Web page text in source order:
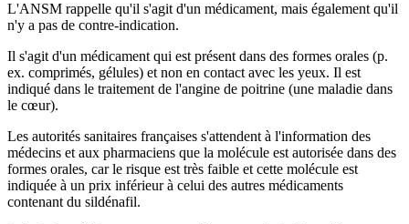
L'ANSM rappelle qu'il s'agit d'un médicament, mais également qu'il
n'y a pas de contre-indication.
Il s'agit d'un médicament qui est présent dans des formes orales (p.
ex. comprimés, gélules) et non en contact avec les yeux. Il est
indiqué dans le traitement de l'angine de poitrine (une maladie dans
le cœur).
Les autorités sanitaires françaises s'attendent à l'information des
médecins et aux pharmaciens que la molécule est autorisée dans des
formes orales, car le risque est très faible et cette molécule est
indiquée à un prix inférieur à celui des autres médicaments
contenant du sildénafil.